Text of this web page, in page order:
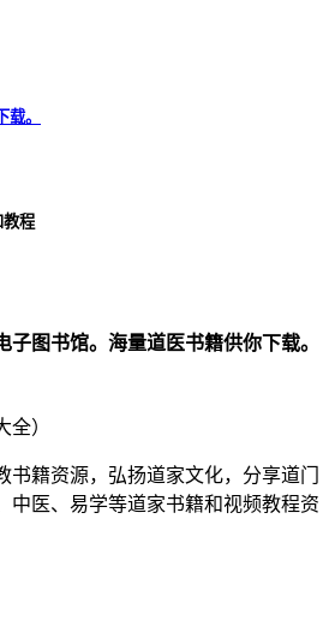
。
教程
图书馆。海量道医书籍供你下载。
籍资源，弘扬道家文化，分享道门
中医、易学等道家书籍和视频教程资